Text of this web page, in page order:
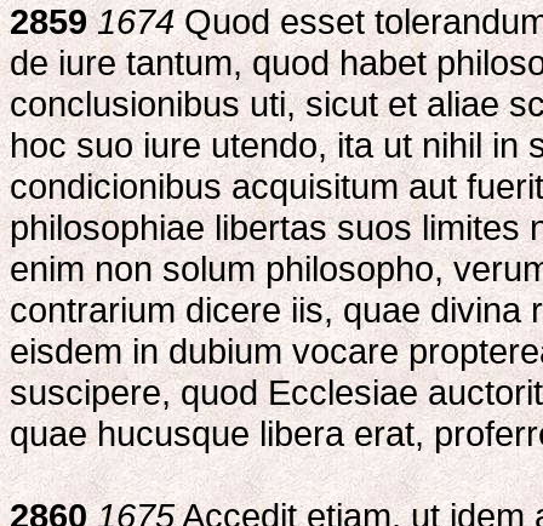
2859 1674Quod esset
de iure tantum, quod habet
conclusionibus uti, sicut et aliae
hoc suo iure utendo, ita ut nihil in
condicionibus acquisitum aut
philosophiae libertas suos limites
enim non solum philosopho,
contrarium dicere iis, quae divina
eisdem in dubium vocare
suscipere, quod Ecclesiae
quae hucusque libera erat,
2860 1675Accedit etiam, ut idem